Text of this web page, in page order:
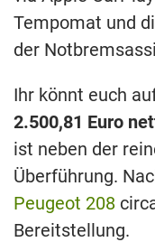
Tempomat und
der
Ihr könnt euch
2.500,81 Euro
ist neben der
Überführung.
Peugeot 208
Bereitstellung.